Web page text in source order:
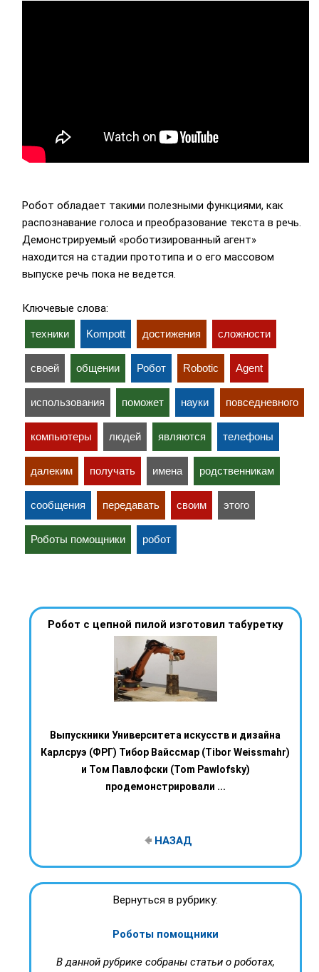
Робот обладает такими полезными функциями, как
распознавание голоса и преобразование текста в речь.
Демонстрируемый «роботизированный агент»
находится на стадии прототипа и о его массовом
выпуске речь пока не ведется.
Ключевые слова:
техники Kompott достижения сложности
своей общении Робот Robotic Agent
использования поможет науки повседневного
компьютеры людей являются телефоны
далеким получать имена родственникам
сообщения передавать своим этого
Роботы помощники робот
Робот с цепной пилой изготовил табуретку
Выпускники Университета искусств и дизайна
Карлсруэ (ФРГ) Тибор Вайссмар (Tibor Weissmahr)
и Том Павлофски (Tom Pawlofsky)
продемонстрировали ...
НАЗАД
Вернуться в рубрику:
Роботы помощники
В данной рубрике собраны статьи о роботах,